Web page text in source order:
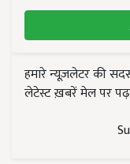
हमारे न्यूज़लेटर की
लेटेस्ट ख़बरें मेल पर